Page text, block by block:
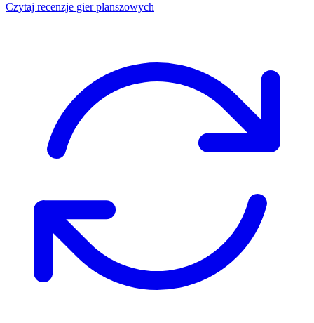
Czytaj recenzje gier planszowych